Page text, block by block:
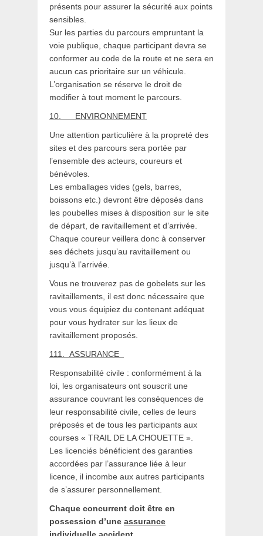
présents pour assurer la sécurité aux points
sensibles.
Sur les parties du parcours empruntant la
voie publique, chaque participant devra se
conformer au code de la route et ne sera en
aucun cas prioritaire sur un véhicule.
L’organisation se réserve le droit de
modifier à tout moment le parcours.
10.
ENVIRONNEMENT
Une attention particulière à la propreté des
sites et des parcours sera portée par
l’ensemble des acteurs, coureurs et
bénévoles.
Les emballages vides (gels, barres,
boissons etc.) devront être déposés dans
les poubelles mises à disposition sur le site
de départ, de ravitaillement et d’arrivée.
Chaque coureur veillera donc à conserver
ses déchets jusqu’au ravitaillement ou
jusqu’à l’arrivée.
Vous ne trouverez pas de gobelets sur les
ravitaillements, il est donc nécessaire que
vous vous équipiez du contenant adéquat
pour vous hydrater sur les lieux de
ravitaillement proposés.
111.
ASSURANCE
Responsabilité civile : conformément à la
loi, les organisateurs ont souscrit une
assurance couvrant les conséquences de
leur responsabilité civile, celles de leurs
préposés et de tous les participants aux
courses « TRAIL DE LA CHOUETTE ».
Les licenciés bénéficient des garanties
accordées par l’assurance liée à leur
licence, il incombe aux autres participants
de s’assurer personnellement.
Chaque concurrent doit être en
possession d’une assurance